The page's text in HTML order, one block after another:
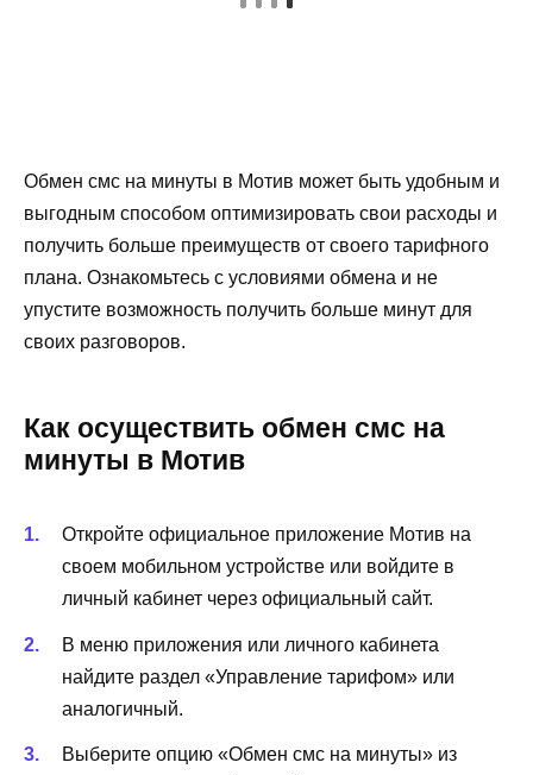
Обмен смс на минуты в Мотив может быть удобным и
выгодным способом оптимизировать свои расходы и
получить больше преимуществ от своего тарифного
плана. Ознакомьтесь с условиями обмена и не
упустите возможность получить больше минут для
своих разговоров.
Как осуществить обмен смс на
минуты в Мотив
Откройте официальное приложение Мотив на
своем мобильном устройстве или войдите в
личный кабинет через официальный сайт.
В меню приложения или личного кабинета
найдите раздел «Управление тарифом» или
аналогичный.
Выберите опцию «Обмен смс на минуты» из